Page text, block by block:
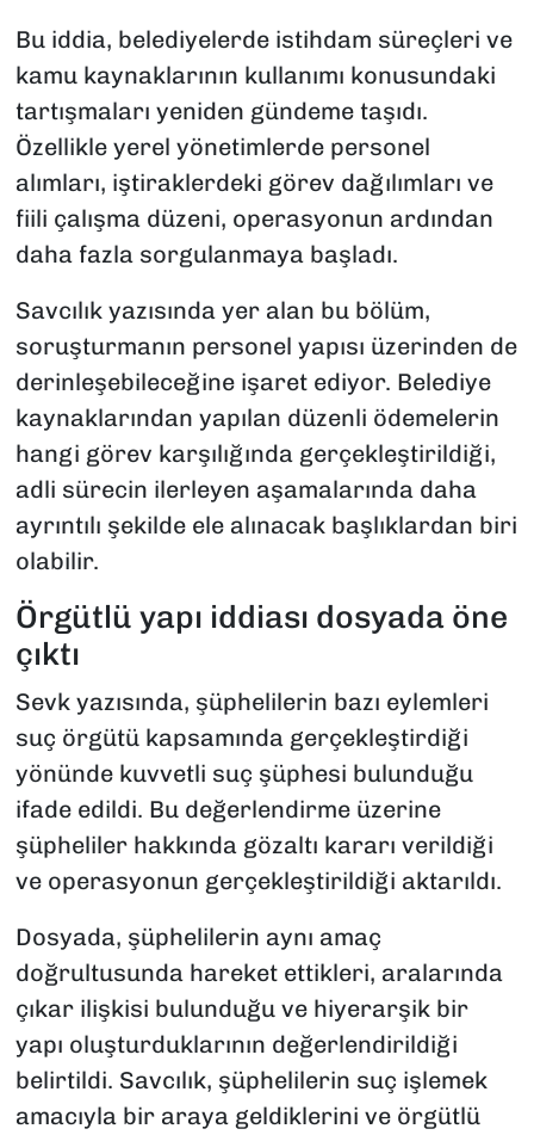
Bu iddia, belediyelerde istihdam süreçleri ve
kamu kaynaklarının kullanımı konusundaki
tartışmaları yeniden gündeme taşıdı.
Özellikle yerel yönetimlerde personel
alımları, iştiraklerdeki görev dağılımları ve
fiili çalışma düzeni, operasyonun ardından
daha fazla sorgulanmaya başladı.
Savcılık yazısında yer alan bu bölüm,
soruşturmanın personel yapısı üzerinden de
derinleşebileceğine işaret ediyor. Belediye
kaynaklarından yapılan düzenli ödemelerin
hangi görev karşılığında gerçekleştirildiği,
adli sürecin ilerleyen aşamalarında daha
ayrıntılı şekilde ele alınacak başlıklardan biri
olabilir.
Örgütlü yapı iddiası dosyada öne
çıktı
Sevk yazısında, şüphelilerin bazı eylemleri
suç örgütü kapsamında gerçekleştirdiği
yönünde kuvvetli suç şüphesi bulunduğu
ifade edildi. Bu değerlendirme üzerine
şüpheliler hakkında gözaltı kararı verildiği
ve operasyonun gerçekleştirildiği aktarıldı.
Dosyada, şüphelilerin aynı amaç
doğrultusunda hareket ettikleri, aralarında
çıkar ilişkisi bulunduğu ve hiyerarşik bir
yapı oluşturduklarının değerlendirildiği
belirtildi. Savcılık, şüphelilerin suç işlemek
amacıyla bir araya geldiklerini ve örgütlü